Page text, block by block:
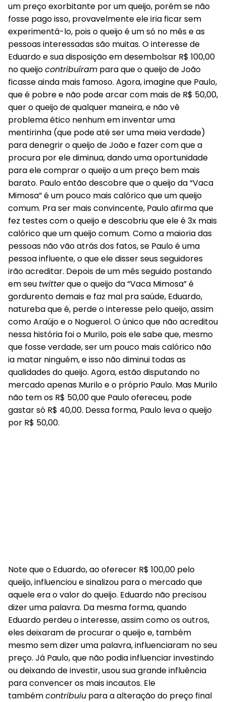
um preço exorbitante por um queijo, porém se não
fosse pago isso, provavelmente ele iria ficar sem
experimentá-lo, pois o queijo é um só no mês e as
pessoas interessadas são muitas. O interesse de
Eduardo e sua disposição em desembolsar R$ 100,00
no queijocontribuíram para que o queijo de João
ficasse ainda mais famoso. Agora, imagine que Paulo,
que é pobre e não pode arcar com mais de R$ 50,00,
quer o queijo de qualquer maneira, e não vê
problema ético nenhum em inventar uma
mentirinha (que pode até ser uma meia verdade)
para denegrir o queijo de João e fazer com que a
procura por ele diminua, dando uma oportunidade
para ele comprar o queijo a um preço bem mais
barato. Paulo então descobre que o queijo da “Vaca
Mimosa” é um pouco mais calórico que um queijo
comum. Pra ser mais convincente, Paulo afirma que
fez testes com o queijo e descobriu que ele é 3x mais
calórico que um queijo comum. Como a maioria das
pessoas não vão atrás dos fatos, se Paulo é uma
pessoa influente, o que ele disser seus seguidores
irão acreditar. Depois de um mês seguido postando
em seu twitterque o queijo da “Vaca Mimosa” é
gordurento demais e faz mal pra saúde, Eduardo,
natureba que é, perde o interesse pelo queijo, assim
como Araújo e o Noguerol. O único que não acreditou
nessa história foi o Murilo, pois ele sabe que, mesmo
que fosse verdade, ser um pouco mais calórico não
ia matar ninguém, e isso não diminui todas as
qualidades do queijo. Agora, estão disputando no
mercado apenas Murilo e o próprio Paulo. Mas Murilo
não tem os R$ 50,00 que Paulo ofereceu, pode
gastar só R$ 40,00. Dessa forma, Paulo leva o queijo
por R$ 50,00.
Note que o Eduardo, ao oferecer R$ 100,00 pelo
queijo, influenciou e sinalizou para o mercado que
aquele era o valor do queijo. Eduardo não precisou
dizer uma palavra. Da mesma forma, quando
Eduardo perdeu o interesse, assim como os outros,
eles deixaram de procurar o queijo e, também
mesmo sem dizer uma palavra, influenciaram no seu
preço. Já Paulo, que não podia influenciar investindo
ou deixando de investir, usou sua grande influência
para convencer os mais incautos. Ele
tambémcontribuiu para a alteração do preço final